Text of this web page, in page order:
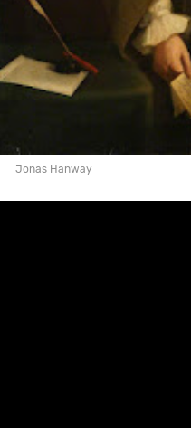
Jonas Hanway